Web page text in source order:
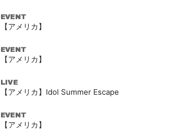
EVENT
【アメリカ】
EVENT
【アメリカ】
LIVE
【アメリカ】Idol Summer Escape
EVENT
【アメリカ】